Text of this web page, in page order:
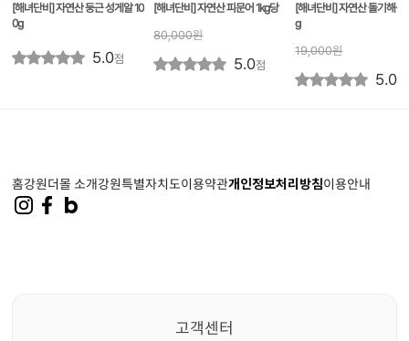
[해녀단비] 자연산 둥근 성게알 10
0g
5.0점
[해녀단비] 자연산 피문어 1kg당
80,000원
5.0점
[해녀단비] 자연산 돌기해삼
g
19,000원
5.0
홈강원더몰 소개강원특별자치도이용약관개인정보처리방침이용안내
고객센터